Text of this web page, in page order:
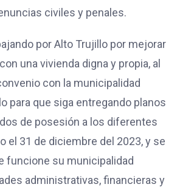
civiles y penales.
por Alto Trujillo por mejorar
una vivienda digna y propia, al
con la municipalidad
para que siga entregando planos
de posesión a los diferentes
el 31 de diciembre del 2023, y se
funcione su municipalidad
administrativas, financieras y